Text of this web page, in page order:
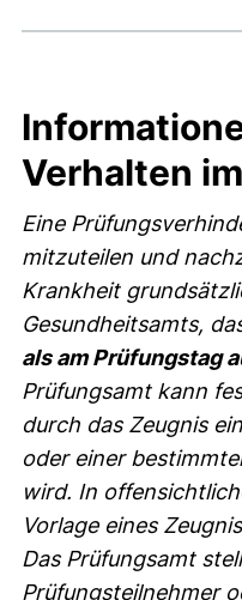
Verhalten
Eine
mitzuteilen und
Krankheit
Gesundheitsamts,
als am Prüfungstag
Prüfungsamt kann
durch das Zeugnis
oder einer
wird. In
Vorlage eines
Das Prüfungsamt
Prüfungsteilnehmer